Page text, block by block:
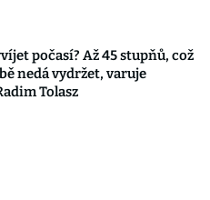
počasí? Až 45 stupňů, což
nedá vydržet, varuje
Tolasz